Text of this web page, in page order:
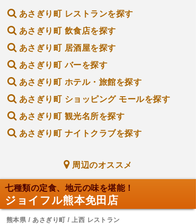
あさぎり町 レストランを探す
あさぎり町 飲食店を探す
あさぎり町 居酒屋を探す
あさぎり町 バーを探す
あさぎり町 ホテル・旅館を探す
あさぎり町 ショッピング モールを探す
あさぎり町 観光名所を探す
あさぎり町 ナイトクラブを探す
周辺のオススメ
七種類の定食、地元の味を堪能！
ジョイフル熊本免田店
熊本県 / あさぎり町 / 上西 レストラン